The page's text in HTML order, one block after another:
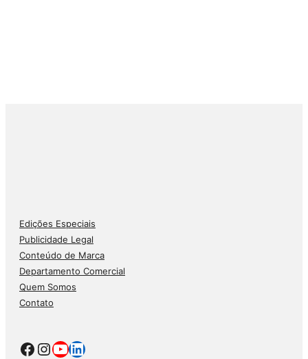
Edições Especiais
Publicidade Legal
Conteúdo de Marca
Departamento Comercial
Quem Somos
Contato
Facebook
Instagram
Youtube
LinkedIn